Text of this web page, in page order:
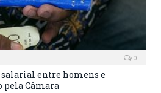
0
entre homens e
pela Câmara